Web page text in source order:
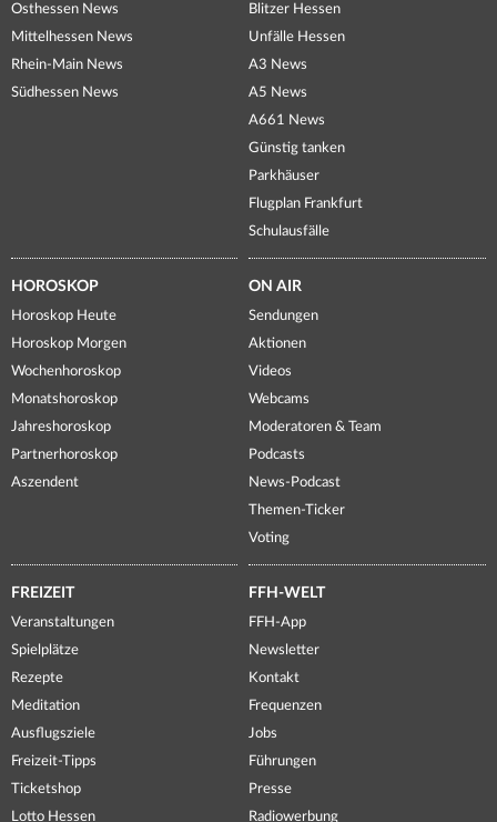
Osthessen News
Mittelhessen News
Rhein-Main News
Südhessen News
Blitzer Hessen
Unfälle Hessen
A3 News
A5 News
A661 News
Günstig tanken
Parkhäuser
Flugplan Frankfurt
Schulausfälle
HOROSKOP
Horoskop Heute
Horoskop Morgen
Wochenhoroskop
Monatshoroskop
Jahreshoroskop
Partnerhoroskop
Aszendent
ON AIR
Sendungen
Aktionen
Videos
Webcams
Moderatoren & Team
Podcasts
News-Podcast
Themen-Ticker
Voting
FREIZEIT
Veranstaltungen
Spielplätze
Rezepte
Meditation
Ausflugsziele
Freizeit-Tipps
Ticketshop
Lotto Hessen
FFH-WELT
FFH-App
Newsletter
Kontakt
Frequenzen
Jobs
Führungen
Presse
Radiowerbung